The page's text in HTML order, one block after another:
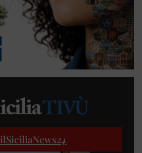
ilSiciliaNews24